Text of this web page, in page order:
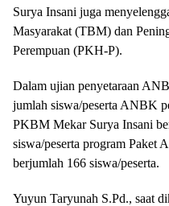
Surya Insani juga
Masyarakat (TBM) dan
Perempuan (PKH-P).
Dalam ujian penyetaraan
jumlah siswa/peserta ANBK
PKBM Mekar Surya Insani
siswa/peserta program Paket
berjumlah 166 siswa/peserta.
Yuyun Taryunah S.Pd., saat